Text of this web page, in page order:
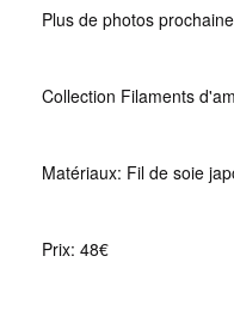
Plus de photos
Collection Filaments
Matériaux: Fil de soie
Prix: 48€